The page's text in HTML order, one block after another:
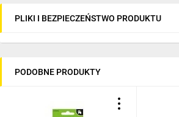
PLIKI I BEZPIECZEŃSTWO PRODUKTU
PODOBNE PRODUKTY